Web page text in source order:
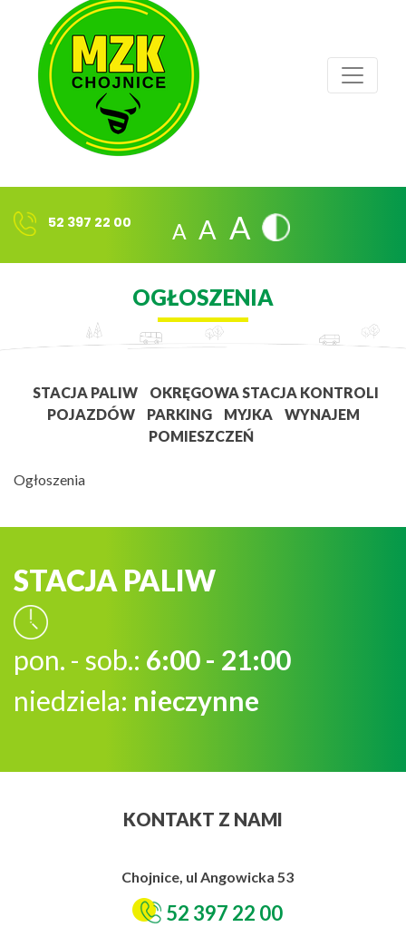
52 397 22 00
A A A
OGŁOSZENIA
STACJA PALIW
OKRĘGOWA STACJA KONTROLI
POJAZDÓW
PARKING MYJKA
WYNAJEM
POMIESZCZEŃ
Ogłoszenia
STACJA PALIW
pon. - sob.: 6:00 - 21:00
niedziela: nieczynne
KONTAKT Z NAMI
Chojnice, ul Angowicka 53
52 397 22 00